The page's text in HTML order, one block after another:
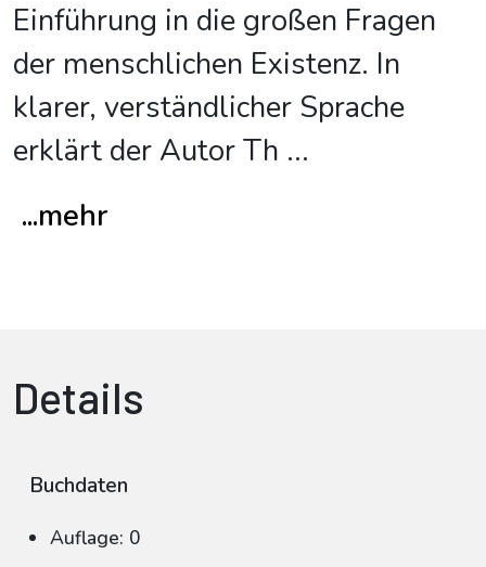
Einführung in die großen Fragen
der menschlichen Existenz. In
klarer, verständlicher Sprache
erklärt der Autor Th ...
...mehr
Details
Buchdaten
Auflage: 0